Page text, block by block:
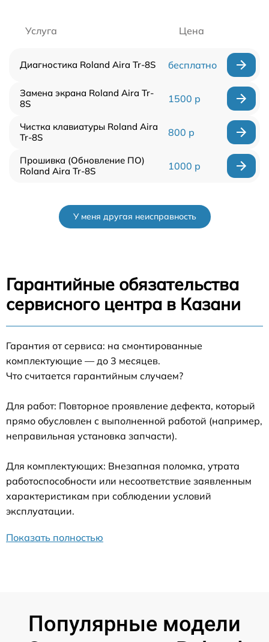
Услуга Цена
Диагностика Roland Aira Tr-8S бесплатно
Замена экрана Roland Aira Tr-
8S
1500 р
Чистка клавиатуры Roland Aira
Tr-8S
800 р
Прошивка (Обновление ПО)
Roland Aira Tr-8S
1000 р
У меня другая неисправность
Гарантийные обязательства
сервисного центра в Казани
Гарантия от сервиса: на смонтированные
комплектующие — до 3 месяцев.
Что считается гарантийным случаем?
Для работ: Повторное проявление дефекта, который
прямо обусловлен с выполненной работой (например,
неправильная установка запчасти).
Для комплектующих: Внезапная поломка, утрата
работоспособности или несоответствие заявленным
характеристикам при соблюдении условий
эксплуатации.
Показать полностью
Популярные модели